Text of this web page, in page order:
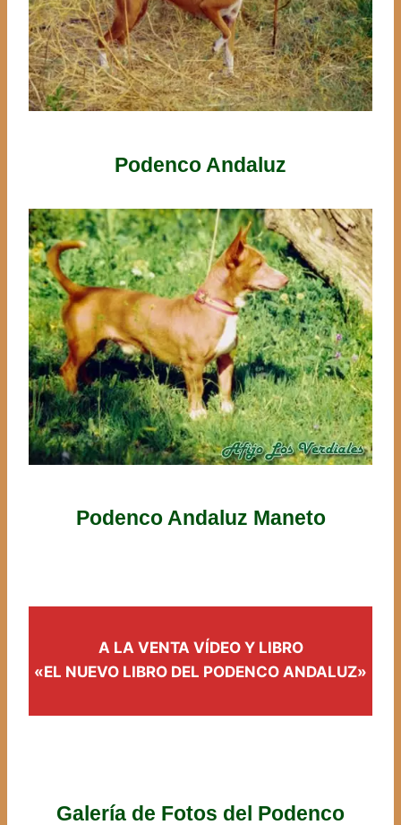
Podenco Andaluz
Podenco Andaluz Maneto
A LA VENTA VÍDEO Y LIBRO
«EL NUEVO LIBRO DEL PODENCO ANDALUZ»
Galería de Fotos del Podenco